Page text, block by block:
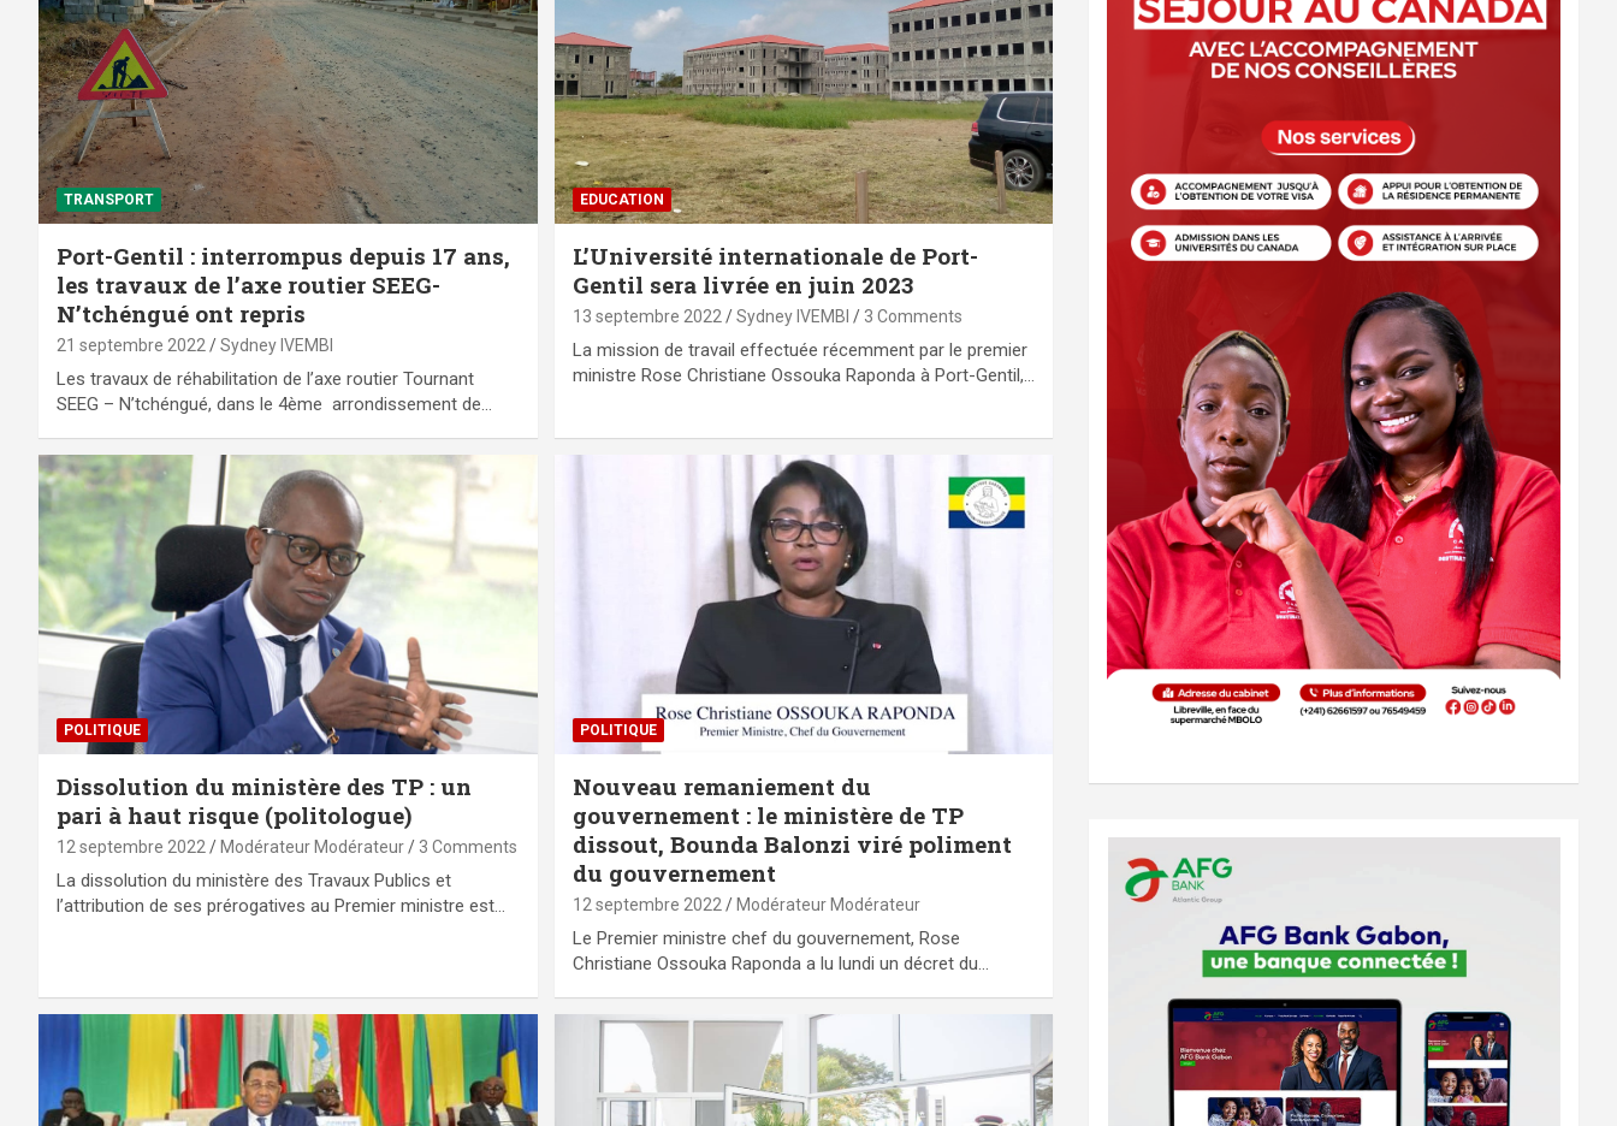
TRANSPORT
Port-Gentil : interrompus depuis 17 ans,
les travaux de l’axe routier SEEG-
N’tchéngué ont repris
21 septembre 2022 Sydney IVEMBI
Les travaux de réhabilitation de l’axe routier Tournant
SEEG – N’tchéngué, dans le 4ème arrondissement de…
EDUCATION
L’Université internationale de Port-
Gentil sera livrée en juin 2023
13 septembre 2022 Sydney IVEMBI 3 Comments
La mission de travail effectuée récemment par le premier
ministre Rose Christiane Ossouka Raponda à Port-Gentil,…
POLITIQUE
Dissolution du ministère des TP : un
pari à haut risque (politologue)
12 septembre 2022 Modérateur Modérateur 3 Comments
La dissolution du ministère des Travaux Publics et
l’attribution de ses prérogatives au Premier ministre est…
POLITIQUE
Nouveau remaniement du
gouvernement : le ministère de TP
dissout, Bounda Balonzi viré poliment
du gouvernement
12 septembre 2022 Modérateur Modérateur
Le Premier ministre chef du gouvernement, Rose
Christiane Ossouka Raponda a lu lundi un décret du…